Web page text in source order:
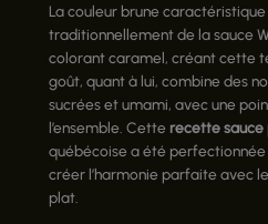
La couleur brune
traditionnellement de la sauce
colorant caramel, créant cette
goût, quant à lui, combine des
sucrées et umami, avec une
l’ensemble. Cette recette
québécoise a été
créer l’harmonie parfaite avec
plat.